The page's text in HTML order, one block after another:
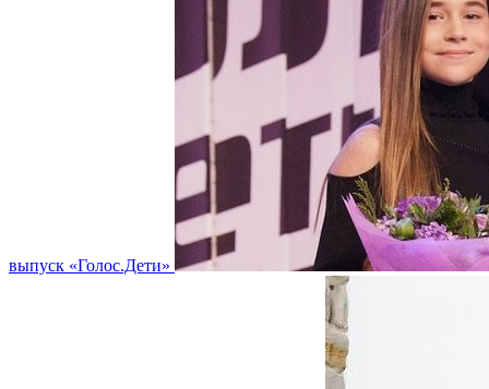
выпуск «Голос.Дети»